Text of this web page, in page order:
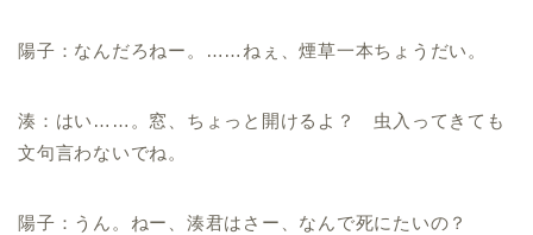
陽子：なんだろねー。……ねぇ、煙草一本ちょうだい。
湊：はい……。窓、ちょっと開けるよ？ 虫入ってきても
文句言わないでね。
陽子：うん。ねー、湊君はさー、なんで死にたいの？